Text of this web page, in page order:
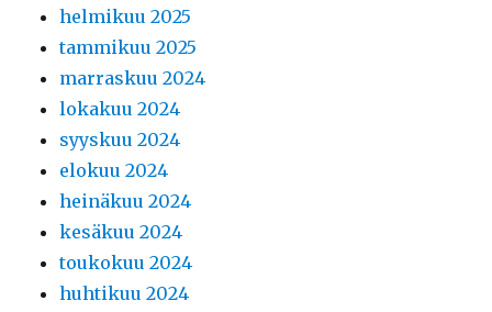
helmikuu 2025
tammikuu 2025
marraskuu 2024
lokakuu 2024
syyskuu 2024
elokuu 2024
heinäkuu 2024
kesäkuu 2024
toukokuu 2024
huhtikuu 2024